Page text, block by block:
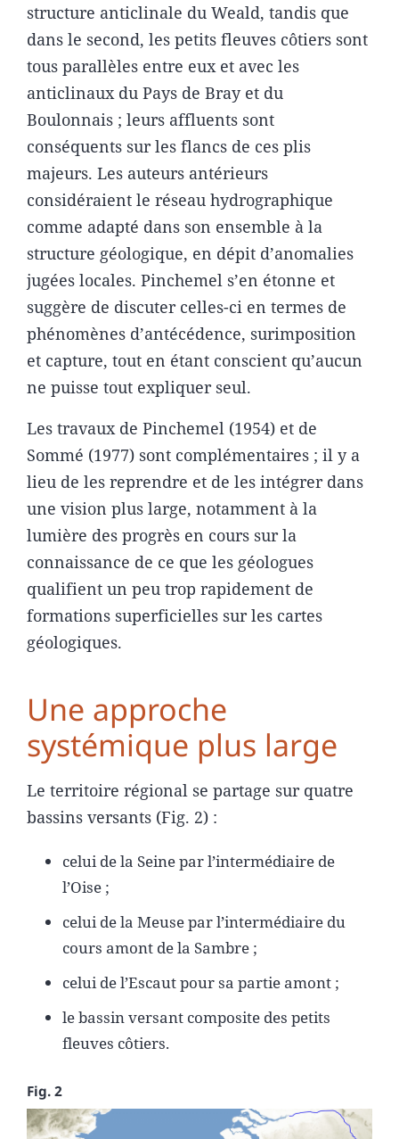
structure anticlinale du Weald, tandis que
dans le second, les petits fleuves côtiers sont
tous parallèles entre eux et avec les
anticlinaux du Pays de Bray et du
Boulonnais ; leurs affluents sont
conséquents sur les flancs de ces plis
majeurs. Les auteurs antérieurs
considéraient le réseau hydrographique
comme adapté dans son ensemble à la
structure géologique, en dépit d’anomalies
jugées locales. Pinchemel s’en étonne et
suggère de discuter celles-ci en termes de
phénomènes d’antécédence, surimposition
et capture, tout en étant conscient qu’aucun
ne puisse tout expliquer seul.
Les travaux de Pinchemel (1954) et de
Sommé (1977) sont complémentaires ; il y a
lieu de les reprendre et de les intégrer dans
une vision plus large, notamment à la
lumière des progrès en cours sur la
connaissance de ce que les géologues
qualifient un peu trop rapidement de
formations superficielles sur les cartes
géologiques.
Une approche
systémique plus large
Le territoire régional se partage sur quatre
bassins versants (Fig. 2) :
celui de la Seine par l’intermédiaire de
l’Oise ;
celui de la Meuse par l’intermédiaire du
cours amont de la Sambre ;
celui de l’Escaut pour sa partie amont ;
le bassin versant composite des petits
fleuves côtiers.
Fig. 2